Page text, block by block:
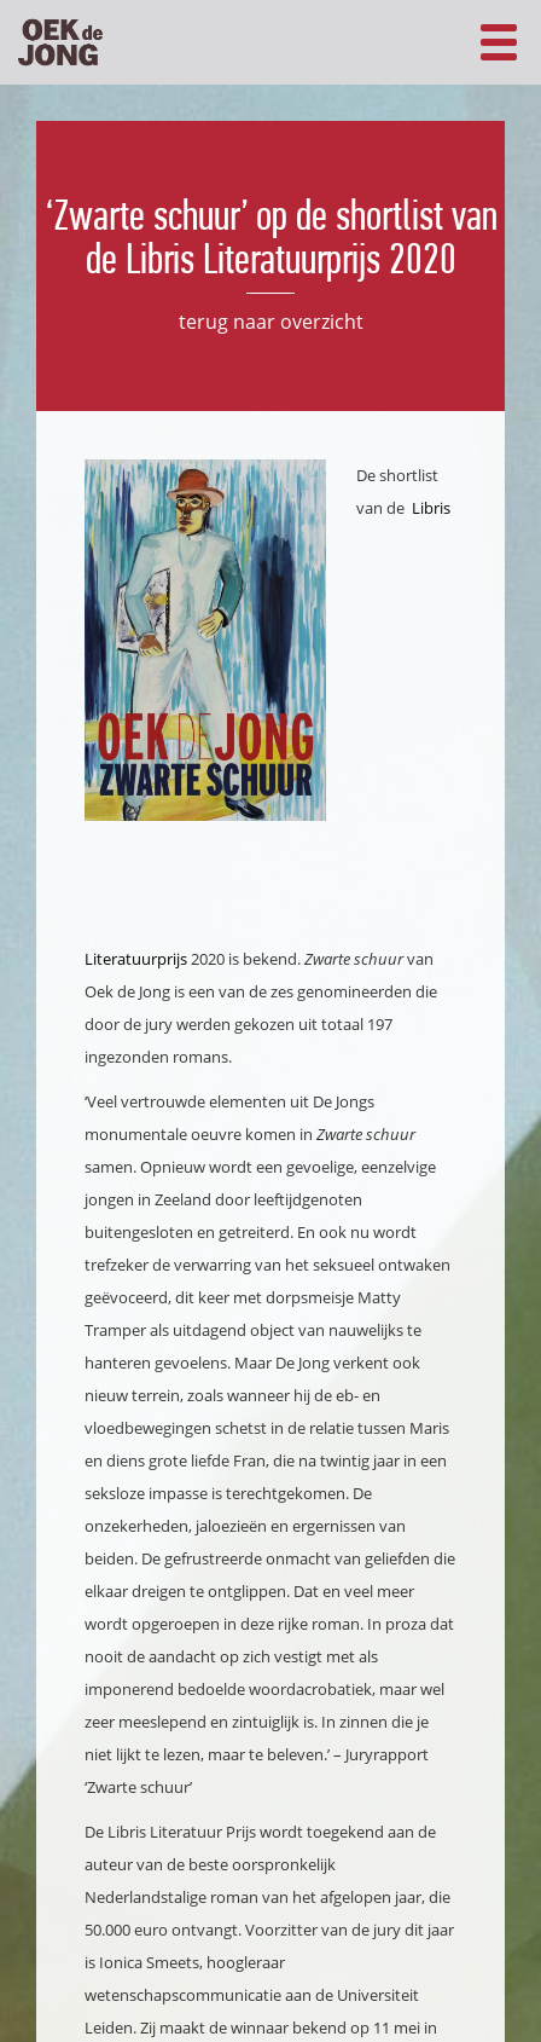
‘Zwarte schuur’ op de shortlist van
de Libris Literatuurprijs 2020
terug naar overzicht
De shortlist
van de Libris
Literatuurprijs2020 is bekend.Zwarte schuurvan
Oek de Jong is een van de zes genomineerden die
door de jury werden gekozen uit totaal 197
ingezonden romans.
‘Veel vertrouwde elementen uit De Jongs
monumentale oeuvre komen in Zwarte schuur
samen. Opnieuw wordt een gevoelige, eenzelvige
jongen in Zeeland door leeftijdgenoten
buitengesloten en getreiterd. En ook nu wordt
trefzeker de verwarring van het seksueel ontwaken
geëvoceerd, dit keer met dorpsmeisje Matty
Tramper als uitdagend object van nauwelijks te
hanteren gevoelens. Maar De Jong verkent ook
nieuw terrein, zoals wanneer hij de eb- en
vloedbewegingen schetst in de relatie tussen Maris
en diens grote liefde Fran, die na twintig jaar in een
seksloze impasse is terechtgekomen. De
onzekerheden, jaloezieën en ergernissen van
beiden. De gefrustreerde onmacht van geliefden die
elkaar dreigen te ontglippen. Dat en veel meer
wordt opgeroepen in deze rijke roman. In proza dat
nooit de aandacht op zich vestigt met als
imponerend bedoelde woordacrobatiek, maar wel
zeer meeslepend en zintuiglijk is. In zinnen die je
niet lijkt te lezen, maar te beleven.’ – Juryrapport
‘Zwarte schuur’
De Libris Literatuur Prijs wordt toegekend aan de
auteur van de beste oorspronkelijk
Nederlandstalige roman van het afgelopen jaar, die
50.000 euro ontvangt. Voorzitter van de jury dit jaar
is Ionica Smeets, hoogleraar
wetenschapscommunicatie aan de Universiteit
Leiden. Zij maakt de winnaar bekend op 11 mei in